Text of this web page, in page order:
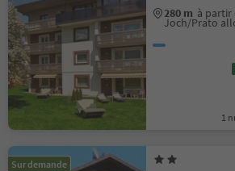
280 m à partir
Joch/Prato
1
Sur demande